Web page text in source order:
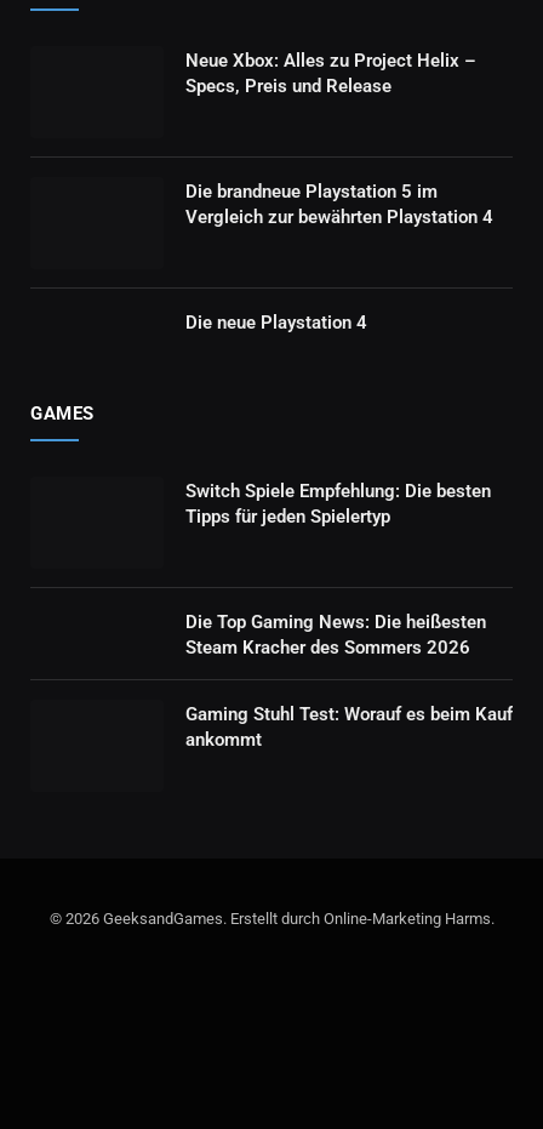
Neue Xbox: Alles zu Project Helix –
Specs, Preis und Release
Die brandneue Playstation 5 im
Vergleich zur bewährten Playstation 4
Die neue Playstation 4
GAMES
Switch Spiele Empfehlung: Die besten
Tipps für jeden Spielertyp
Die Top Gaming News: Die heißesten
Steam Kracher des Sommers 2026
Gaming Stuhl Test: Worauf es beim Kauf
ankommt
© 2026 GeeksandGames. Erstellt durch Online-Marketing Harms.